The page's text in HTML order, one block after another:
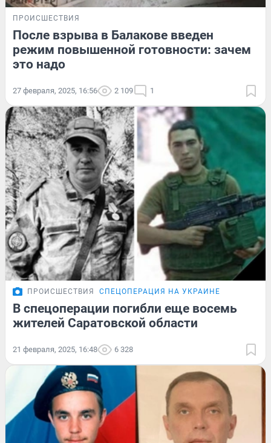
ПРОИСШЕСТВИЯ
После взрыва в Балакове введен
режим повышенной готовности: зачем
это надо
27 февраля, 2025, 16:56 2 109 1
ПРОИСШЕСТВИЯ СПЕЦОПЕРАЦИЯ НА УКРАИНЕ
В спецоперации погибли еще восемь
жителей Саратовской области
21 февраля, 2025, 16:48 6 328